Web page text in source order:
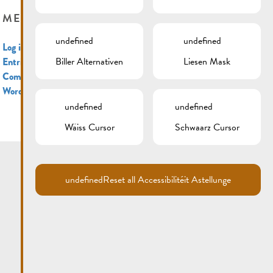
META
Log in
Entries feed
Comments feed
WordPress.org
undefined
Biller Alternativen
undefined
Liesen Mask
undefined
Wäiss Cursor
undefined
Schwaarz Cursor
undefinedReset all Accessibilitéit Astellunge